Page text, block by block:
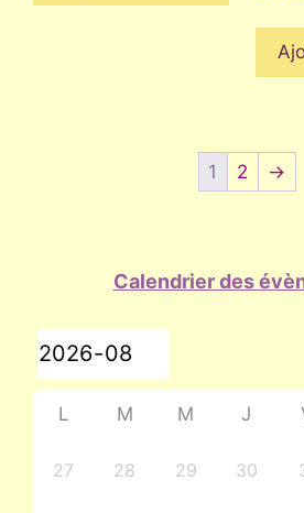
1 2 →
Calendrier des
L M M J
27 28 29 30